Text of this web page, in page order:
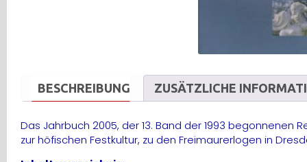
BESCHREIBUNG ZUSÄTZLICHE
Das Jahrbuch 2005, der 13. Band der 1993
zur höfischen Festkultur, zu den Freimaurerlogen in